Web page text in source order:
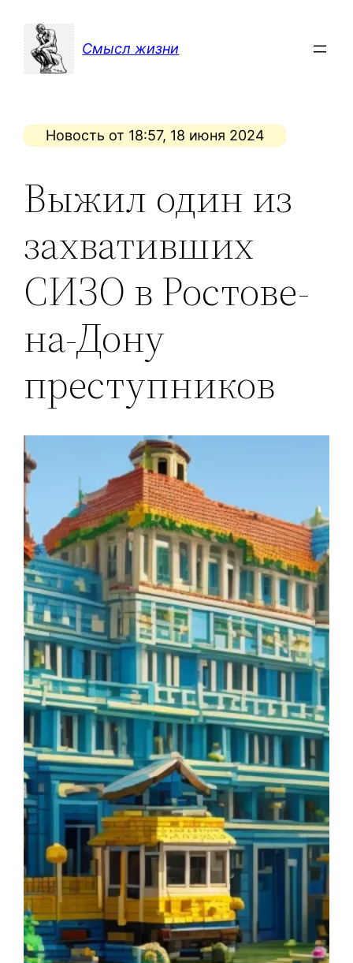
содержимому
Смысл жизни
Новость от 18:57, 18 июня 2024
Выжил один из
захвативших
СИЗО в Ростове-
на-Дону
преступников